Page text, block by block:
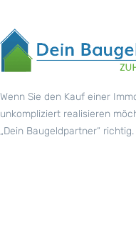
Wenn Sie den Kauf einer
unkompliziert realisieren
„Dein Baugeldpartner“ richtig.